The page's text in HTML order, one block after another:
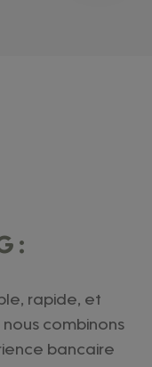
:
rapide, et
combinons
bancaire